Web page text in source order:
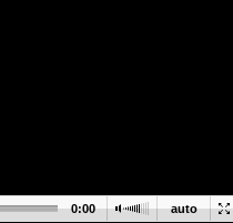
auto
0:00